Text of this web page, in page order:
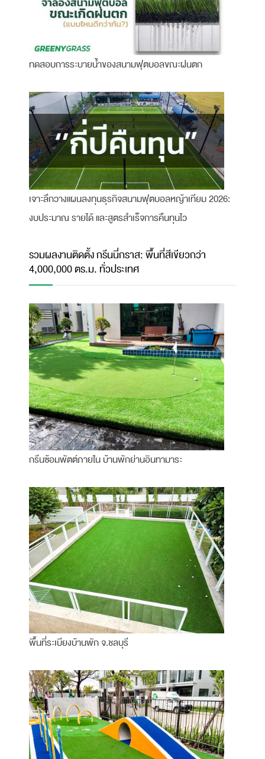
ทดสอบการระบายน้ำของสนามฟุตบอลขณะฝนตก
เจาะลึกวางแผนลงทุนธุรกิจสนามฟุตบอลหญ้าเทียม 2026:
งบประมาณ รายได้ และสูตรสำเร็จการคืนทุนไว
รวมผลงานติดตั้ง กรีนนี่กราส: พื้นที่สีเขียวกว่า
4,000,000 ตร.ม. ทั่วประเทศ
กรีนซ้อมพัตต์ภายใน บ้านพักย่านอินทามาระ
พื้นที่ระเบียงบ้านพัก จ.ชลบุรี